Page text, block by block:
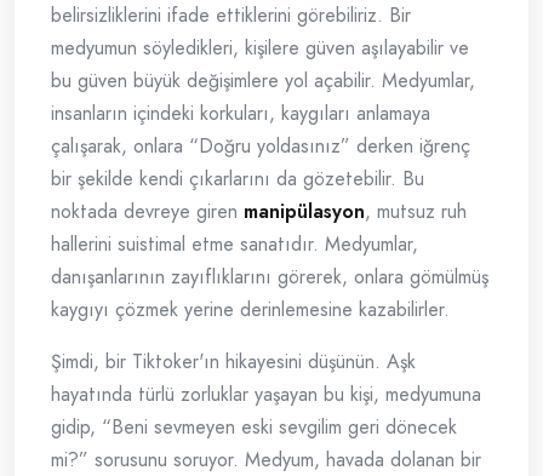
belirsizliklerini ifade ettiklerini görebiliriz. Bir
medyumun söyledikleri, kişilere güven aşılayabilir ve
bu güven büyük değişimlere yol açabilir. Medyumlar,
insanların içindeki korkuları, kaygıları anlamaya
çalışarak, onlara “Doğru yoldasınız” derken iğrenç
bir şekilde kendi çıkarlarını da gözetebilir. Bu
noktada devreye giren manipülasyon, mutsuz ruh
hallerini suistimal etme sanatıdır. Medyumlar,
danışanlarının zayıflıklarını görerek, onlara gömülmüş
kaygıyı çözmek yerine derinlemesine kazabilirler.
Şimdi, bir Tiktoker'ın hikayesini düşünün. Aşk
hayatında türlü zorluklar yaşayan bu kişi, medyumuna
gidip, “Beni sevmeyen eski sevgilim geri dönecek
mi?” sorusunu soruyor. Medyum, havada dolanan bir